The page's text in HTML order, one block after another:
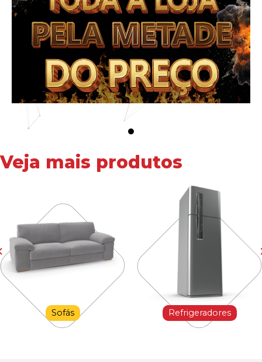
Veja mais produtos
Sofás Refrigeradores